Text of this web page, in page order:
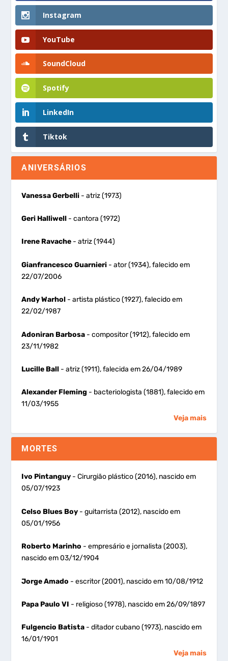
Instagram
YouTube
SoundCloud
Spotify
LinkedIn
Tiktok
ANIVERSÁRIOS
Vanessa Gerbelli - atriz (1973)
Geri Halliwell - cantora (1972)
Irene Ravache - atriz (1944)
Gianfrancesco Guarnieri - ator (1934), falecido em
22/07/2006
Andy Warhol - artista plástico (1927), falecido em
22/02/1987
Adoniran Barbosa - compositor (1912), falecido em
23/11/1982
Lucille Ball - atriz (1911), falecida em 26/04/1989
Alexander Fleming - bacteriologista (1881), falecido em
11/03/1955
Veja mais
MORTES
Ivo Pintanguy - Cirurgião plástico (2016), nascido em
05/07/1923
Celso Blues Boy - guitarrista (2012), nascido em
05/01/1956
Roberto Marinho - empresário e jornalista (2003),
nascido em 03/12/1904
Jorge Amado - escritor (2001), nascido em 10/08/1912
Papa Paulo VI - religioso (1978), nascido em 26/09/1897
Fulgencio Batista - ditador cubano (1973), nascido em
16/01/1901
Veja mais